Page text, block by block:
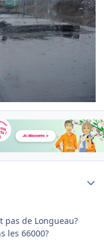
pas de Longueau?
les 66000?